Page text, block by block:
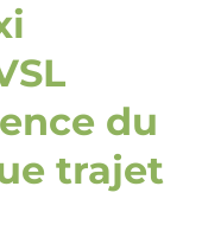
du
trajet